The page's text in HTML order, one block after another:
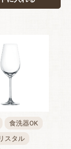
食洗器OK
スタル